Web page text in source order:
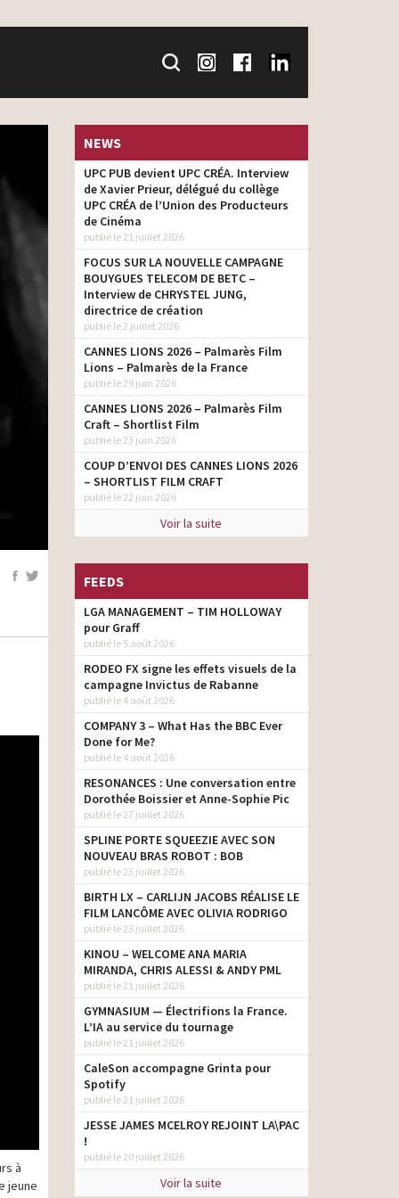
à
jeune
NEWS
UPC PUB devient UPC CRÉA. Interview
de Xavier Prieur, délégué du collège
UPC CRÉA de l’Union des Producteurs
de Cinéma
publié le 21 juillet 2026
FOCUS SUR LA NOUVELLE CAMPAGNE
BOUYGUES TELECOM DE BETC –
Interview de CHRYSTEL JUNG,
directrice de création
publié le 2 juillet 2026
CANNES LIONS 2026 – Palmarès Film
Lions – Palmarès de la France
publié le 29 juin 2026
CANNES LIONS 2026 – Palmarès Film
Craft – Shortlist Film
publié le 23 juin 2026
COUP D’ENVOI DES CANNES LIONS 2026
– SHORTLIST FILM CRAFT
publié le 22 juin 2026
Voir la suite
FEEDS
LGA MANAGEMENT – TIM HOLLOWAY
pour Graff
publié le 5 août 2026
RODEO FX signe les effets visuels de la
campagne Invictus de Rabanne
publié le 4 août 2026
COMPANY 3 – What Has the BBC Ever
Done for Me?
publié le 4 août 2026
RESONANCES : Une conversation entre
Dorothée Boissier et Anne-Sophie Pic
publié le 27 juillet 2026
SPLINE PORTE SQUEEZIE AVEC SON
NOUVEAU BRAS ROBOT : BOB
publié le 23 juillet 2026
BIRTH LX – CARLIJN JACOBS RÉALISE LE
FILM LANCÔME AVEC OLIVIA RODRIGO
publié le 23 juillet 2026
KINOU – WELCOME ANA MARIA
MIRANDA, CHRIS ALESSI & ANDY PML
publié le 21 juillet 2026
GYMNASIUM — Électrifions la France.
L’IA au service du tournage
publié le 21 juillet 2026
CaleSon accompagne Grinta pour
Spotify
publié le 21 juillet 2026
JESSE JAMES MCELROY REJOINT LA\PAC
!
publié le 20 juillet 2026
Voir la suite